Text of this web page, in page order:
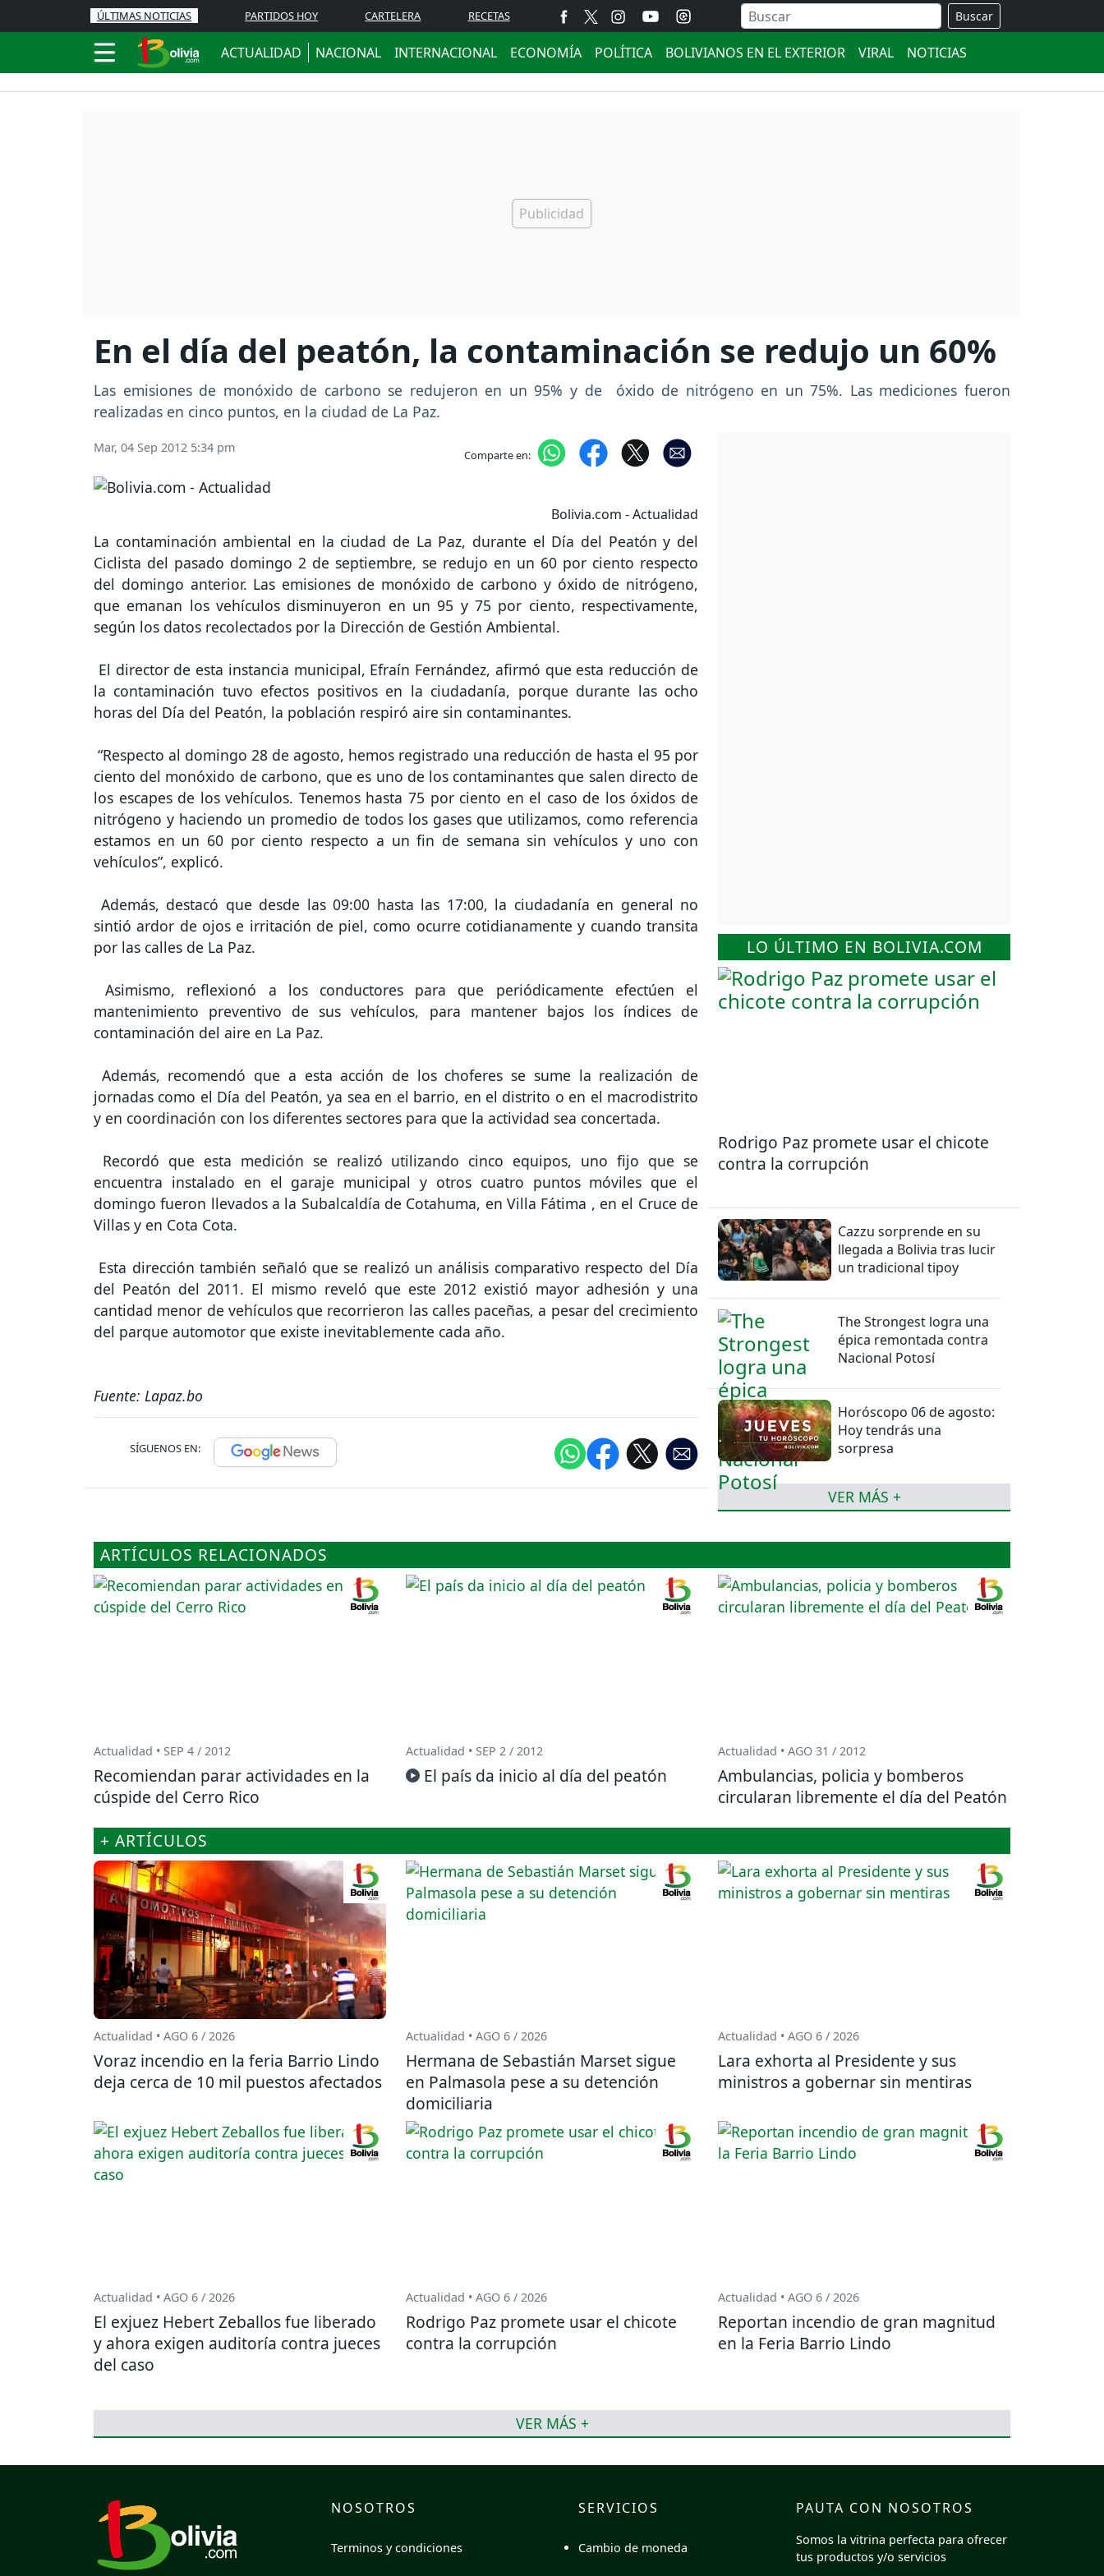
ÚLTIMAS NOTICIAS PARTIDOS HOY CARTELERA RECETAS Buscar
ACTUALIDAD NACIONAL INTERNACIONAL ECONOMÍA POLÍTICA BOLIVIANOS EN EL EXTERIOR VIRAL NOTICIAS
En el día del peatón, la contaminación se redujo un 60%
Las emisiones de monóxido de carbono se redujeron en un 95% y de óxido de nitrógeno en un 75%. Las mediciones fueron
realizadas en cinco puntos, en la ciudad de La Paz.
Mar, 04 Sep 2012 5:34 pm Comparte en:
Bolivia.com - Actualidad
La contaminación ambiental en la ciudad de La Paz, durante el Día del Peatón y del
Ciclista del pasado domingo 2 de septiembre, se redujo en un 60 por ciento respecto
del domingo anterior. Las emisiones de monóxido de carbono y óxido de nitrógeno,
que emanan los vehículos disminuyeron en un 95 y 75 por ciento, respectivamente,
según los datos recolectados por la Dirección de Gestión Ambiental.
El director de esta instancia municipal, Efraín Fernández, afirmó que esta reducción de
la contaminación tuvo efectos positivos en la ciudadanía, porque durante las ocho
horas del Día del Peatón, la población respiró aire sin contaminantes.
“Respecto al domingo 28 de agosto, hemos registrado una reducción de hasta el 95 por
ciento del monóxido de carbono, que es uno de los contaminantes que salen directo de
los escapes de los vehículos. Tenemos hasta 75 por ciento en el caso de los óxidos de
nitrógeno y haciendo un promedio de todos los gases que utilizamos, como referencia
estamos en un 60 por ciento respecto a un fin de semana sin vehículos y uno con
vehículos”, explicó.
Además, destacó que desde las 09:00 hasta las 17:00, la ciudadanía en general no
sintió ardor de ojos e irritación de piel, como ocurre cotidianamente y cuando transita
por las calles de La Paz.
Asimismo, reflexionó a los conductores para que periódicamente efectúen el
mantenimiento preventivo de sus vehículos, para mantener bajos los índices de
contaminación del aire en La Paz.
Además, recomendó que a esta acción de los choferes se sume la realización de
jornadas como el Día del Peatón, ya sea en el barrio, en el distrito o en el macrodistrito
y en coordinación con los diferentes sectores para que la actividad sea concertada.
Recordó que esta medición se realizó utilizando cinco equipos, uno fijo que se
encuentra instalado en el garaje municipal y otros cuatro puntos móviles que el
domingo fueron llevados a la Subalcaldía de Cotahuma, en Villa Fátima , en el Cruce de
Villas y en Cota Cota.
Esta dirección también señaló que se realizó un análisis comparativo respecto del Día
del Peatón del 2011. El mismo reveló que este 2012 existió mayor adhesión y una
cantidad menor de vehículos que recorrieron las calles paceñas, a pesar del crecimiento
del parque automotor que existe inevitablemente cada año.
Fuente: Lapaz.bo
SÍGUENOS EN:
LO ÚLTIMO EN BOLIVIA.COM
Rodrigo Paz promete usar el chicote
contra la corrupción
Cazzu sorprende en su
llegada a Bolivia tras lucir
un tradicional tipoy
The Strongest logra una
épica remontada contra
Nacional Potosí
Horóscopo 06 de agosto:
Hoy tendrás una
sorpresa
VER MÁS +
ARTÍCULOS RELACIONADOS
Actualidad • SEP 4 / 2012
Recomiendan parar actividades en la
cúspide del Cerro Rico
Actualidad • SEP 2 / 2012
El país da inicio al día del peatón
Actualidad • AGO 31 / 2012
Ambulancias, policia y bomberos
circularan libremente el día del Peatón
+ ARTÍCULOS
Actualidad • AGO 6 / 2026
Voraz incendio en la feria Barrio Lindo
deja cerca de 10 mil puestos afectados
Actualidad • AGO 6 / 2026
Hermana de Sebastián Marset sigue
en Palmasola pese a su detención
domiciliaria
Actualidad • AGO 6 / 2026
Lara exhorta al Presidente y sus
ministros a gobernar sin mentiras
Actualidad • AGO 6 / 2026
El exjuez Hebert Zeballos fue liberado
y ahora exigen auditoría contra jueces
del caso
Actualidad • AGO 6 / 2026
Rodrigo Paz promete usar el chicote
contra la corrupción
Actualidad • AGO 6 / 2026
Reportan incendio de gran magnitud
en la Feria Barrio Lindo
VER MÁS +
NOSOTROS
Terminos y condiciones
SERVICIOS
Cambio de moneda
PAUTA CON NOSOTROS
Somos la vitrina perfecta para ofrecer
tus productos y/o servicios